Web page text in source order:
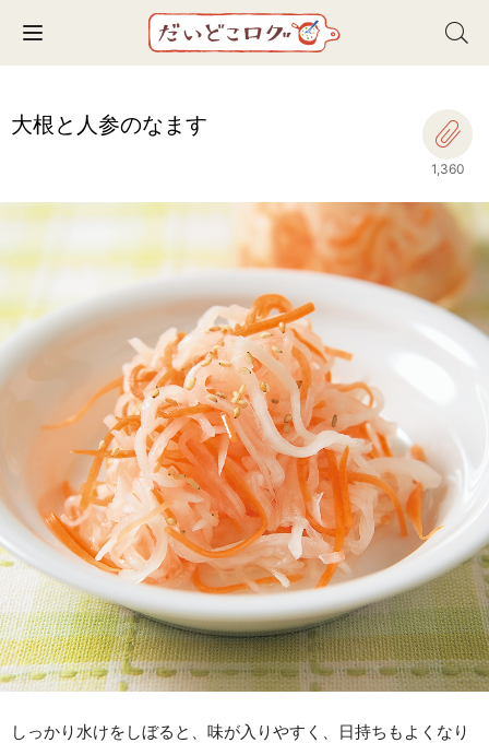
Toggle navigation
大根と人参のなます
1,360
しっかり水けをしぼると、味が入りやすく、日持ちもよくなり